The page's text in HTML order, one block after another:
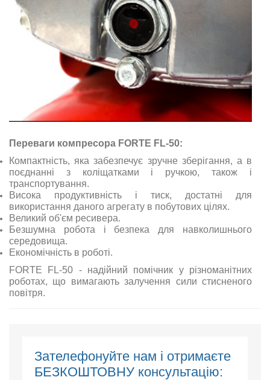
Переваги компресора FORTE FL-50:
Компактність, яка забезпечує зручне зберігання, а в
поєднанні з коліщатками і ручкою, також і
транспортування.
Висока продуктивність і тиск, достатні для
використання даного агрегату в побутових цілях.
Великий об'єм ресивера.
Безшумна робота і безпека для навколишнього
середовища.
Економічність в роботі.
FORTE FL-50 - надійний помічник у різноманітних
роботах, що вимагають залучення сили стисненого
повітря.
Зателефонуйте нам і отримаєте
БЕЗКОШТОВНУ консультацію: